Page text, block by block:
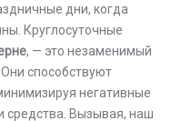
дни, когда
Круглосуточные
, — это незаменимый
способствуют
негативные
средства. Вызывая, наш